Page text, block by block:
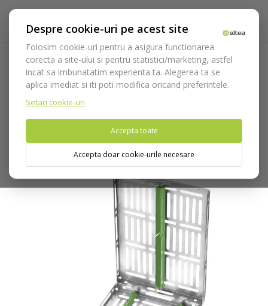
Despre cookie-uri pe acest site
Folosim cookie-uri pentru a asigura functionarea
corecta a site-ului si pentru statistici/marketing, astfel
incat sa imbunatatim experienta ta. Alegerea ta se
aplica imediat si iti poti modifica oricand preferintele.
Setari cookie-uri
Accepta toate
Accepta doar cookie-urile necesare
Acasa Instrumentar Instrumentar accesorii
Sterilizare
Cutie inox cod 981/19
Nu puteti plasa comenzi din tara din care accesati website-ul